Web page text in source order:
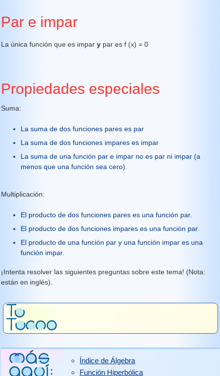
Par e impar
La única función que es impar y par es f (x) = 0
Propiedades especiales
Suma:
La suma de dos funciones pares es par
La suma de dos funciones impares es impar
La suma de una función par e impar no es par ni impar (a
menos que una función sea cero).
Multiplicación:
El producto de dos funciones pares es una función par.
El producto de dos funciones impares es una función par.
El producto de una función par y una función impar es una
función impar.
¡Intenta resolver las siguientes preguntas sobre este tema! (Nota:
están en inglés).
Índice de Álgebra
Función Hiperbólica